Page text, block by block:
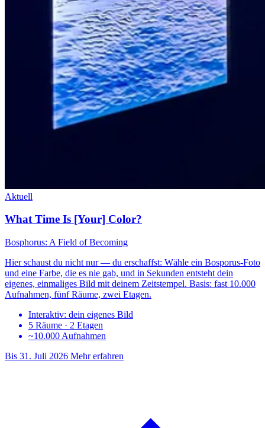
Aktuell
What Time Is [Your] Color?
Bosphorus: A Field of Becoming
Hier schaust du nicht nur — du erschaffst: Wähle ein Bosporus-Foto
und eine Farbe, die es nie gab, und in Sekunden entsteht dein
eigenes, einmaliges Bild mit deinem Zeitstempel. Basis: fast 10.000
Aufnahmen, fünf Räume, zwei Etagen.
Interaktiv: dein eigenes Bild
5 Räume · 2 Etagen
~10.000 Aufnahmen
Bis 31. Juli 2026 Mehr erfahren